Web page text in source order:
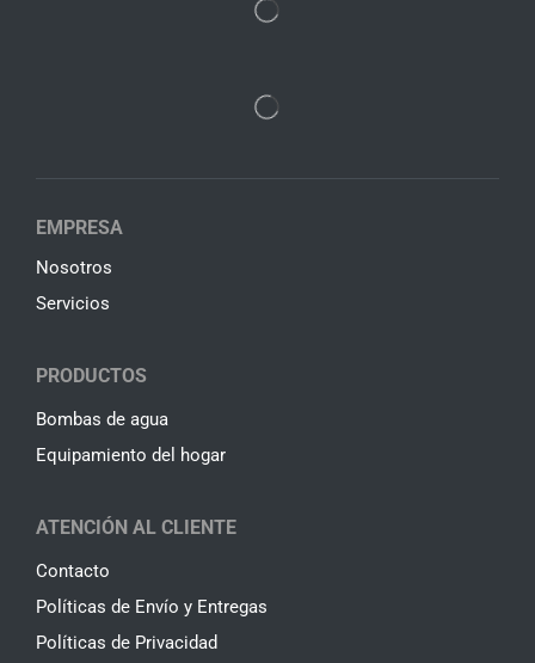
EMPRESA
Nosotros
Servicios
PRODUCTOS
Bombas de agua
Equipamiento del hogar
ATENCIÓN AL CLIENTE
Contacto
Políticas de Envío y Entregas
Políticas de Privacidad